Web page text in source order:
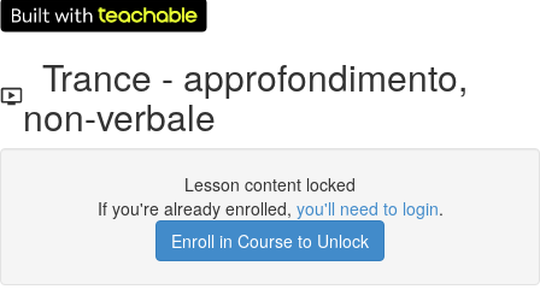
Trance - approfondimento,
non-verbale
Lesson content locked
If you're already enrolled, you'll need to login.
Enroll in Course to Unlock